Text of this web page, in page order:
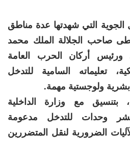
التي شهدتها عدة مناطق
سنة 2026، أعطى صاحب الجلالة الملك محمد
ورئيس أركان الحرب العامة
تعليماته السامية للتدخل
بشرية ولوجستية مهمة.
بتنسيق مع وزارة الداخلية
وحدات للتدخل مدعومة
الضرورية لنقل المتضررين